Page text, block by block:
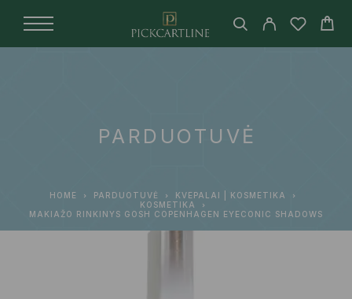
PARDUOTUVĖ
HOME PARDUOTUVĖ
KVEPALAI | KOSMETIKA
KOSMETIKA
MAKIAŽO RINKINYS GOSH COPENHAGEN EYECONIC SHADOWS